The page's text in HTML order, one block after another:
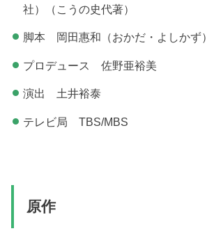
社）（こうの史代著）
脚本 岡田惠和（おかだ・よしかず）
プロデュース 佐野亜裕美
演出 土井裕泰
テレビ局 TBS/MBS
原作